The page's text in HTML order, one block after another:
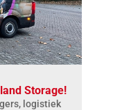
Storage!
logistiek